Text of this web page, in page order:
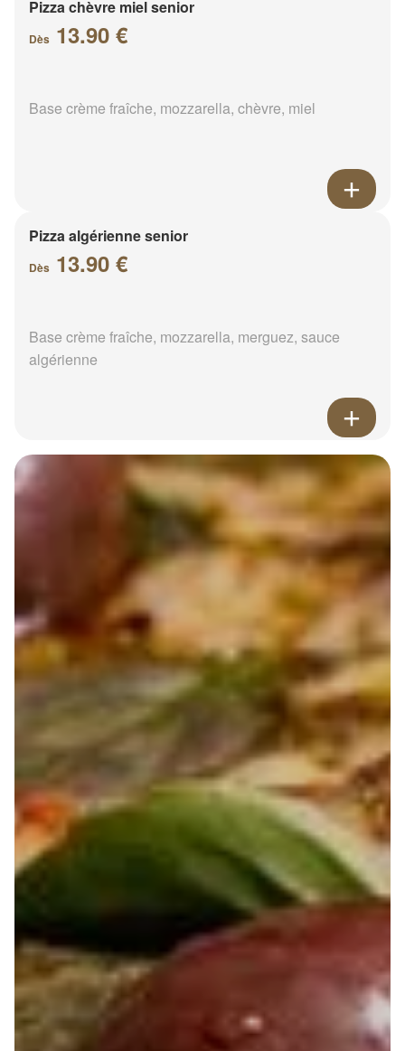
Pizza chèvre miel senior
Dès 13.90 €
Base crème fraîche, mozzarella, chèvre, miel
Pizza algérienne senior
Dès 13.90 €
Base crème fraîche, mozzarella, merguez, sauce
algérienne